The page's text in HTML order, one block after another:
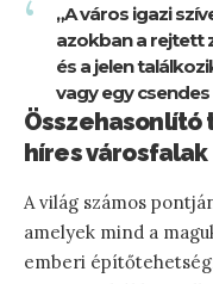
„A város igazi
azokban a rejtett
és a jelen
vagy egy
Összehasonlító
híres városfalak
A világ számos
amelyek mind a
emberi